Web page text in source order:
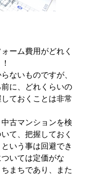
ーム費用がどれく
ないものですが、
に、どれくらいの
ておくことは非常
古マンションを検
て、把握しておく
いう事は回避でき
いては定価がな
まちであり、また